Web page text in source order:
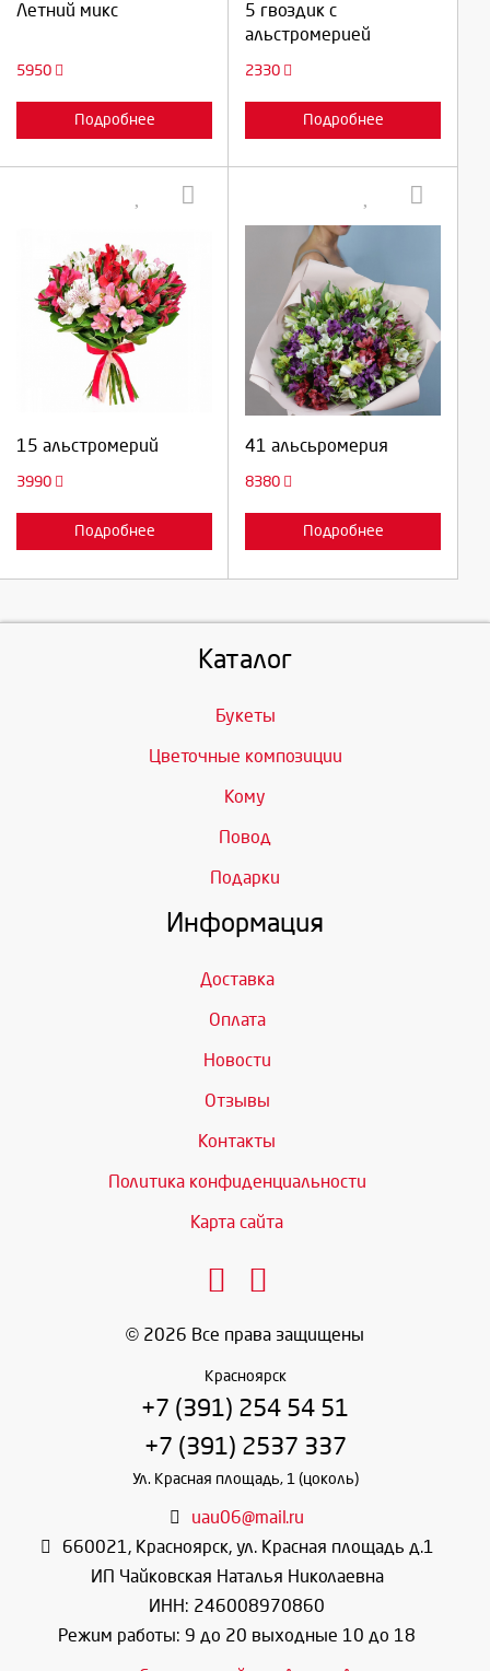
Летний микс
5950
Подробнее
5 гвоздик с
альстромерией
2330
Подробнее
Отмена
15 альстромерий
3990
Подробнее
Выберите количество:
41 альсьромерия
8380
Подробнее
Выберите количество:
Продолжить
Каталог
Букеты
Цветочные композиции
Кому
Повод
Подарки
Информация
Доставка
Оплата
Новости
Отзывы
Контакты
Политика конфиденциальности
Карта сайта
© 2026 Все права защищены
Красноярск
+7 (391) 254 54 51
+7 (391) 2537 337
Ул. Красная площадь, 1 (цоколь)
uau06@mail.ru
660021 , Красноярск, ул. Красная площадь д.1
ИП Чайковская Наталья Николаевна
ИНН: 246008970860
Режим работы: 9 до 20 выходные 10 до 18